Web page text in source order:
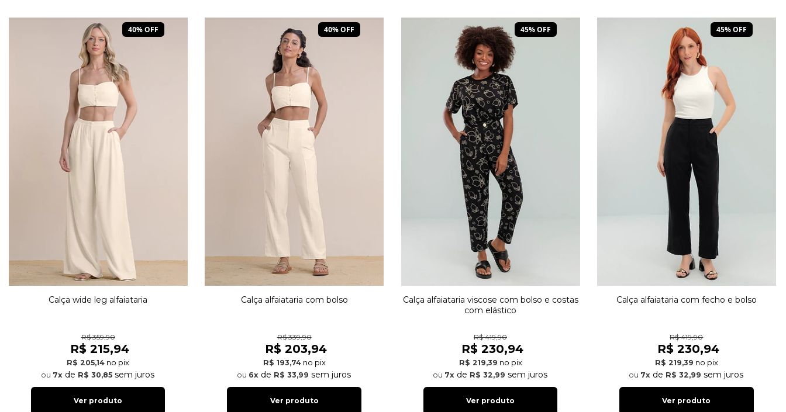
40% OFF
Calça wide leg alfaiataria
R$ 359,90
R$ 215,94
R$ 205,14 no pix
7x de R$ 30,85 sem juros
Ver produto
40% OFF
Calça alfaiataria com bolso
R$ 339,90
R$ 203,94
R$ 193,74 no pix
6x de R$ 33,99 sem juros
Ver produto
45% OFF
Calça alfaiataria viscose com bolso e costas
com elástico
R$ 419,90
R$ 230,94
R$ 219,39 no pix
7x de R$ 32,99 sem juros
Ver produto
45% OFF
Calça alfaiataria com fecho e bolso
R$ 419,90
R$ 230,94
R$ 219,39 no pix
7x de R$ 32,99 sem juros
Ver produto